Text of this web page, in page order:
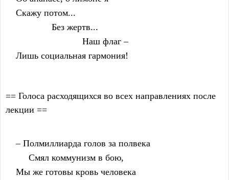
    Скажу потом...
                  Без жертв...
                              Наш флаг –
    Лишь социальная гармония!
== Голоса расходящихся во всех направлениях после
лекции ==
    – Полмиллиарда голов за полвека
         Смял коммунизм в бою,
    Мы же готовы кровь человека